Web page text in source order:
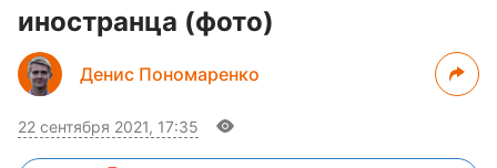
иностранца (фото)
Денис Пономаренко
22 сентября 2021, 17:35